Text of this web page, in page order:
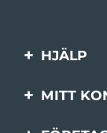
HJÄLP
Kontakta
MITT